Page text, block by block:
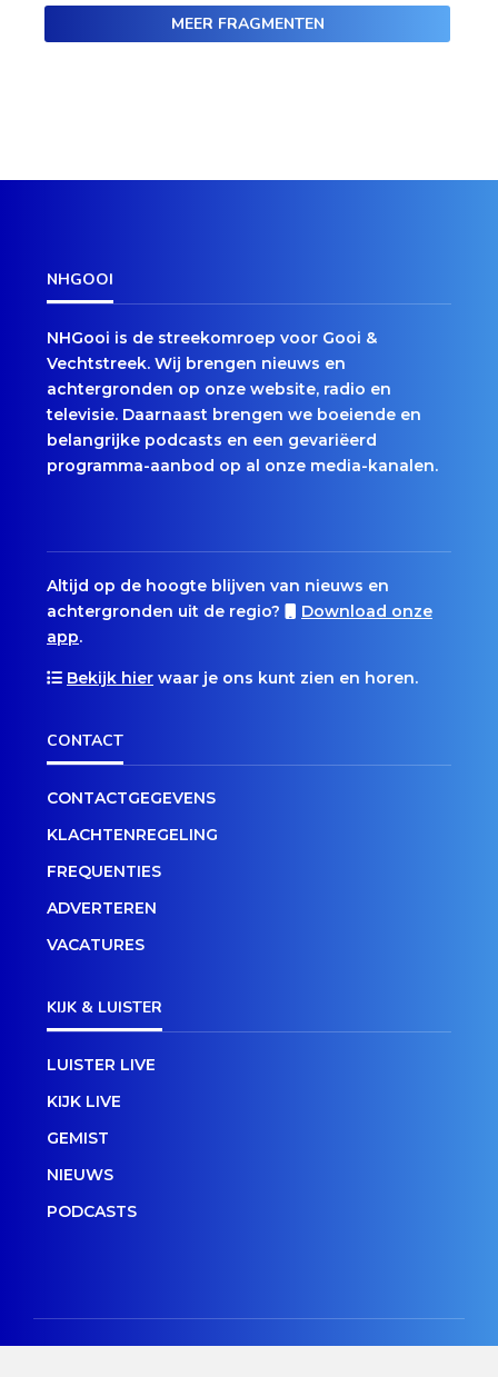
MEER FRAGMENTEN
NHGOOI
NHGooi is de streekomroep voor Gooi &
Vechtstreek. Wij brengen nieuws en
achtergronden op onze website, radio en
televisie. Daarnaast brengen we boeiende en
belangrijke podcasts en een gevariëerd
programma-aanbod op al onze media-kanalen.
Altijd op de hoogte blijven van nieuws en
achtergronden uit de regio?
Download onze
app.
Bekijk hier waar je ons kunt zien en horen.
CONTACT
CONTACTGEGEVENS
KLACHTENREGELING
FREQUENTIES
ADVERTEREN
VACATURES
KIJK & LUISTER
LUISTER LIVE
KIJK LIVE
GEMIST
NIEUWS
PODCASTS